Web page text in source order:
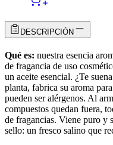
DESCRIPCIÓN
Qué es: nuestra esencia
de fragancia de uso
un aceite esencial. ¿Te
planta, fabrica su aroma
pueden ser alérgenos. Al
compuestos quedan fuera,
de fragancias. Viene puro y
sello: un fresco salino que